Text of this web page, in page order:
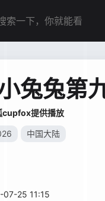
兔兔第
cupfox提供播放
中国大陆
07-25 11:15